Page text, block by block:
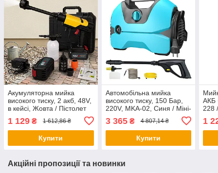
Акумуляторна мийка
високого тиску, 2 акб, 48V,
в кейсі, Жовта / Пістолет
мийка для авто
1 129 ₴ 1 612,86 ₴
Купити
Автомобільна мийка
високого тиску, 150 Бар,
220V, MKA-02, Синя / Міні-
мийка / Мийка для авто /
Мийка високого тиску
3 365₴ 4 807,14 ₴
Купити
АКБ
228
1
Акційні пропозиції та новинки